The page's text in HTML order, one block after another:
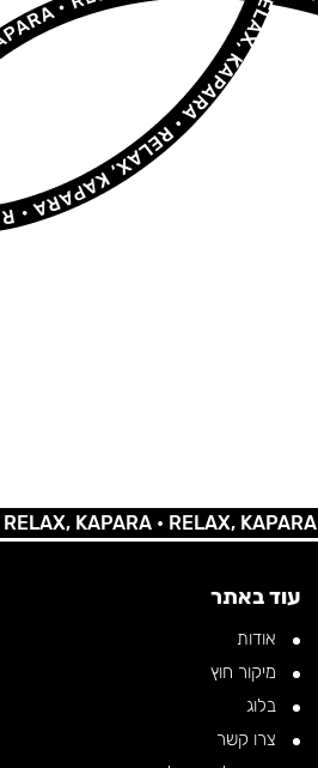
KAPARA •RELAX, KAPARA •
עוד באתר
אודות
מיקור חוץ
בלוג
צרו קשר